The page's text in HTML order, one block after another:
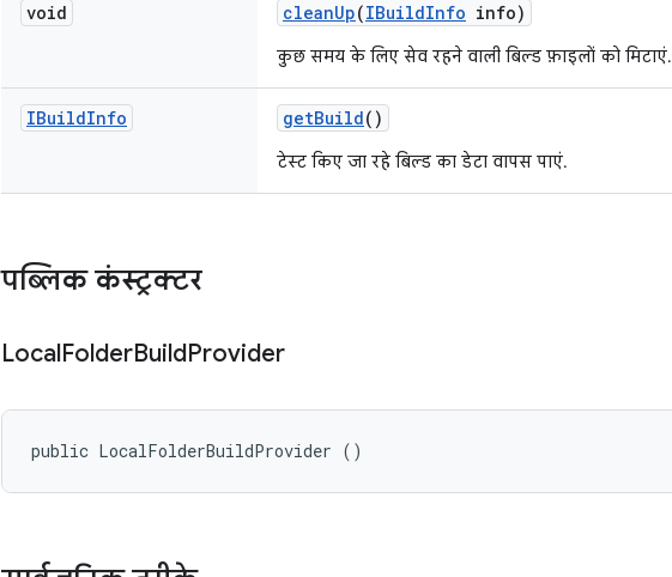
void cleanUp(IBuildInfo info)
कुछ समय के लिए सेव रहने वाली बिल्ड फ़ाइलों को मिटाएं.
IBuildInfo getBuild()
टेस्ट किए जा रहे बिल्ड का डेटा वापस पाएं.
पब्लिक कंस्ट्रक्टर
LocalFolderBuildProvider
public LocalFolderBuildProvider ()